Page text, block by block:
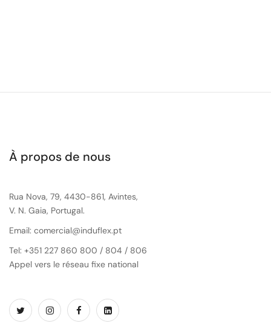
À propos de nous
Rua Nova, 79, 4430-861, Avintes,
V. N. Gaia, Portugal.
Email: comercial@induflex.pt
Tel: +351 227 860 800 / 804 / 806
Appel vers le réseau fixe national